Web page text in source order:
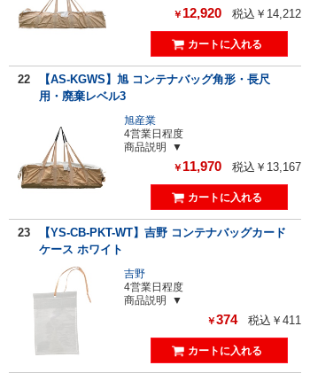
￥ 12,920 税込￥14,212
22
【AS-KGWS】旭 コンテナバッグ角形・長尺
用・廃棄レベル3
旭産業
4営業日程度
商品説明
￥ 11,970 税込￥13,167
23
【YS-CB-PKT-WT】吉野 コンテナバッグカード
ケース ホワイト
吉野
4営業日程度
商品説明
￥374 税込￥411